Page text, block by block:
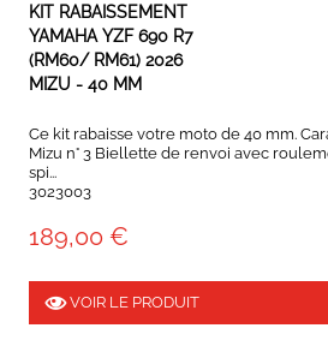
KIT RABAISSEMENT
YAMAHA YZF 690 R7
(RM60/ RM61) 2026
MIZU - 40 MM
Ce kit rabaisse votre moto de 40 mm.
Mizu n° 3 Biellette de renvoi avec
spi...
3023003
189,00 €
VOIR LE PRODUIT